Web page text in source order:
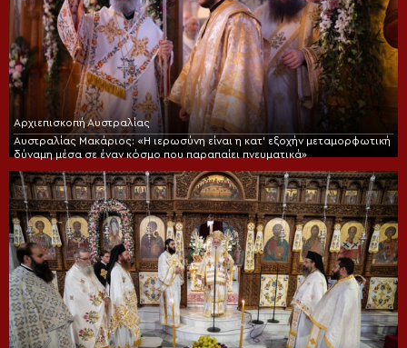
Αρχιεπισκοπή Αυστραλίας
Αυστραλίας Μακάριος: «Η ιερωσύνη είναι η κατ’ εξοχήν μεταμορφωτική
δύναμη μέσα σε έναν κόσμο που παραπαίει πνευματικά»